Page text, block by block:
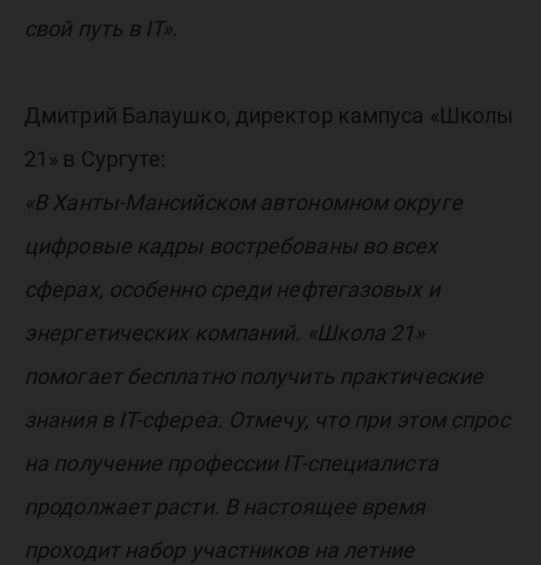
свой путь в IT».
Дмитрий Балаушко, директор кампуса «Школы
21» в Сургуте:
«В Ханты-Мансийском автономном округе
цифровые кадры востребованы во всех
сферах, особенно среди нефтегазовых и
энергетических компаний. «Школа 21»
помогает бесплатно получить практические
знания в IT-сфереа. Отмечу, что при этом спрос
на получение профессии IT-специалиста
продолжает расти. В настоящее время
проходит набор участников на летние